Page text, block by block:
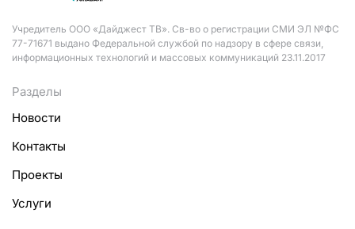
Учредитель ООО «Дайджест ТВ». Св-во о регистрации СМИ ЭЛ №ФС
77-71671 выдано Федеральной службой по надзору в сфере связи,
информационных технологий и массовых коммуникаций 23.11.2017
Разделы
Новости
Контакты
Проекты
Услуги